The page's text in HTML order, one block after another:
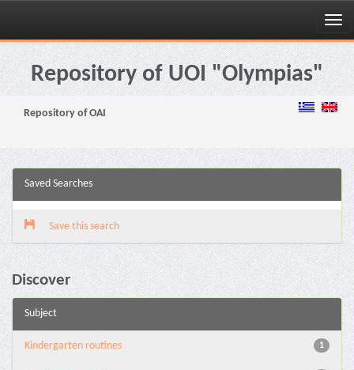
Skip
navigationRepository of UOI "Olympias"
Repository of OAI
Saved Searches
Save this search
Discover
Subject
1
Kindergarten routines